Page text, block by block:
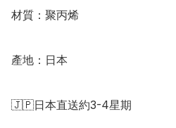
材質：聚丙烯
產地：日本
🇯🇵日本直送約3-4星期